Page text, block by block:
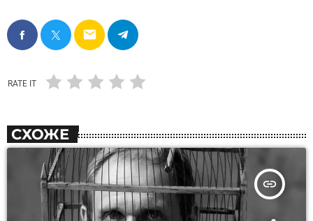
email
RATE IT
СХОЖЕ
insert_link